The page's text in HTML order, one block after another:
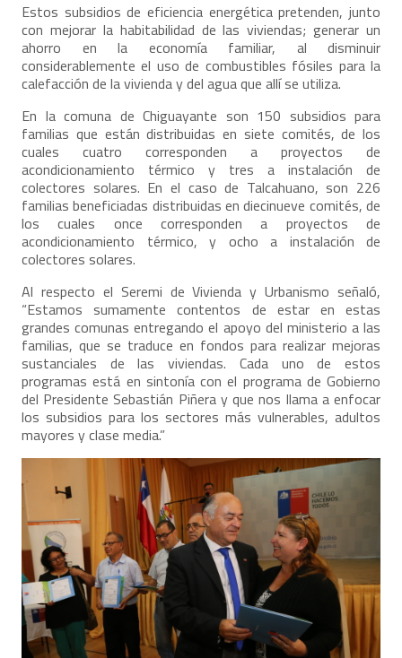
Estos subsidios de eficiencia energética pretenden, junto
con mejorar la habitabilidad de las viviendas; generar un
ahorro en la economía familiar, al disminuir
considerablemente el uso de combustibles fósiles para la
calefacción de la vivienda y del agua que allí se utiliza.
En la comuna de Chiguayante son 150 subsidios para
familias que están distribuidas en siete comités, de los
cuales cuatro corresponden a proyectos de
acondicionamiento térmico y tres a instalación de
colectores solares. En el caso de Talcahuano, son 226
familias beneficiadas distribuidas en diecinueve comités, de
los cuales once corresponden a proyectos de
acondicionamiento térmico, y ocho a instalación de
colectores solares.
Al respecto el Seremi de Vivienda y Urbanismo señaló,
“Estamos sumamente contentos de estar en estas
grandes comunas entregando el apoyo del ministerio a las
familias, que se traduce en fondos para realizar mejoras
sustanciales de las viviendas. Cada uno de estos
programas está en sintonía con el programa de Gobierno
del Presidente Sebastián Piñera y que nos llama a enfocar
los subsidios para los sectores más vulnerables, adultos
mayores y clase media.”